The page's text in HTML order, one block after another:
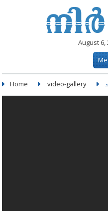
August 6,
Home video-gallery